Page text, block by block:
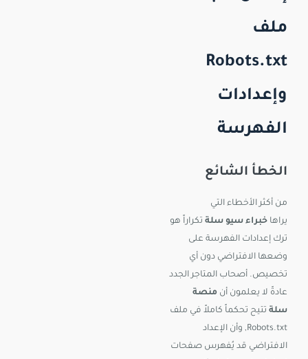
ملف
Robots.txt
وإعدادات
الفهرسة
الخطأ الشائع
من أكثر الأخطاء التي
يراها خبراء سيو سلة تكراراً هو
ترك إعدادات الفهرسة على
وضعها الافتراضي دون أي
تخصيص. أصحاب المتاجر الجدد
عادةً لا يعلمون أن منصة
سلة تتيح تحكماً كاملاً في ملف
Robots.txt, وأن الإعداد
الافتراضي قد يُفهرس صفحات